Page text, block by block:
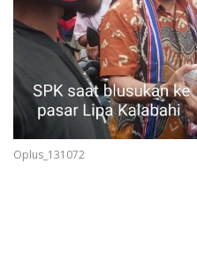
Oplus_131072